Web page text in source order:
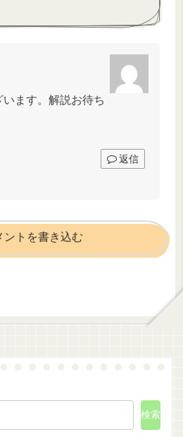
ます。解説お待ち
返信
ントを書き込む
検索